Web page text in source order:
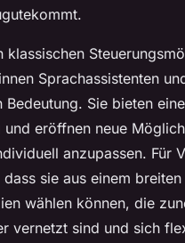
klassischen
Sprachassistenten
Bedeutung. Sie bieten
und eröffnen neue
anzupassen. Für
sie aus einem
wählen können, die
vernetzt sind und sich